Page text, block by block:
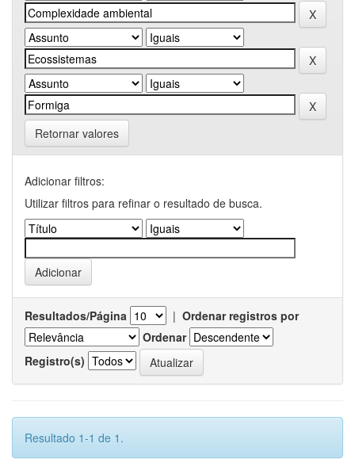
Retornar valores
Adicionar filtros:
Utilizar filtros para refinar o resultado de busca.
Resultados/Página | Ordenar registros por
Ordenar
Registro(s)
Resultado 1-1 de 1.